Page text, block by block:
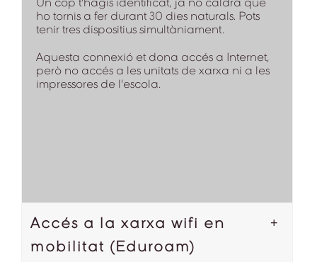
ho tornis a fer durant 30 dies naturals. Pots
tenir tres dispositius simultàniament.
Aquesta connexió et dona accés a Internet,
però no accés a les unitats de xarxa ni a les
impressores de l'escola.
Accés a la xarxa wifi en
mobilitat (Eduroam)